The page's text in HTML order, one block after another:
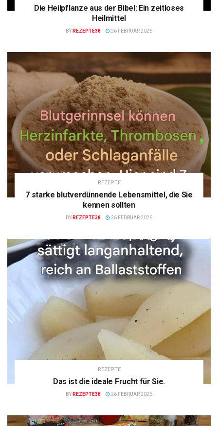
Die Heilpflanze aus der Bibel: Ein zeitloses
Heilmittel
BY REZEPTE38 26 FEBRUAR 2026
REZEPTE
7 starke blutverdünnende Lebensmittel, die Sie
kennen sollten
BY REZEPTE38 26 FEBRUAR 2026
REZEPTE
Das ist die ideale Frucht für Sie.
BY REZEPTE38 26 FEBRUAR 2026